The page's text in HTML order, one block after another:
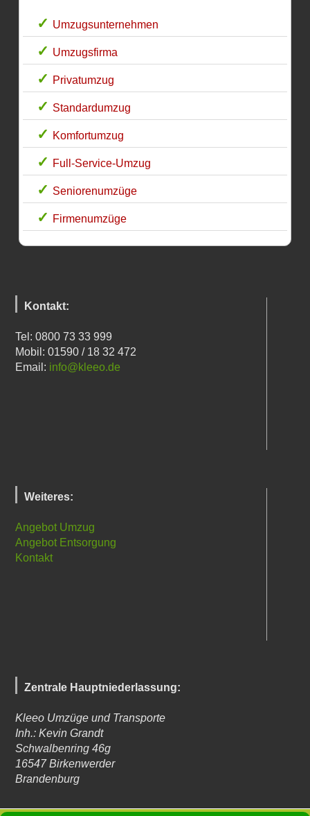
Umzugsunternehmen
Umzugsfirma
Privatumzug
Standardumzug
Komfortumzug
Full-Service-Umzug
Seniorenumzüge
Firmenumzüge
Kontakt:
Tel: 0800 73 33 999
Mobil: 01590 / 18 32 472
Email: info@kleeo.de
Weiteres:
Angebot Umzug
Angebot Entsorgung
Kontakt
Zentrale Hauptniederlassung:
Kleeo Umzüge und Transporte
Inh.: Kevin Grandt
Schwalbenring 46g
16547 Birkenwerder
Brandenburg